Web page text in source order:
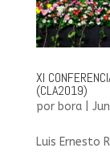
XI
(CLA2019)
por bora|
Luis Ernesto